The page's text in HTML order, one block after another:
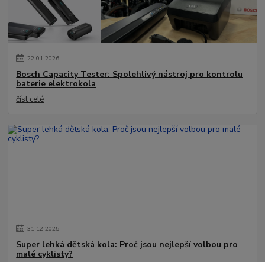
22.01.2026
Bosch Capacity Tester: Spolehlivý nástroj pro kontrolu
baterie elektrokola
číst celé
31.12.2025
Super lehká dětská kola: Proč jsou nejlepší volbou pro
malé cyklisty?